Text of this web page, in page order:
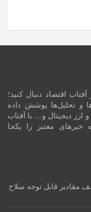
اقتصاد دنبال کنید؛
و تحلیل‌ها پوشش داده
دیجیتال و… با آفتاب
خبرهای معتبر را یکجا
مقادیر قابل توجه سلاح